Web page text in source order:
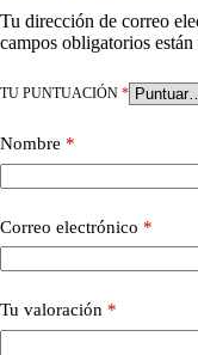
Tu dirección de correo
campos obligatorios están
TU PUNTUACIÓN *
Nombre *
Correo electrónico *
Tu valoración *